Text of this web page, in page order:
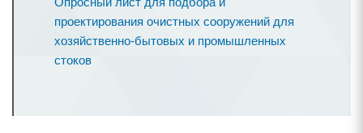
проектирования очистных сооружений для
хозяйственно-бытовых и промышленных
стоков